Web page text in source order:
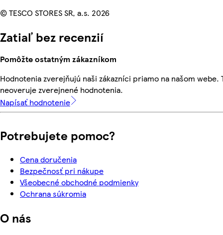
© TESCO STORES SR, a.s. 2026
Zatiaľ bez recenzií
Pomôžte ostatným zákazníkom
Hodnotenia zverejňujú naši zákazníci priamo na našom webe.
neoveruje zverejnené hodnotenia.
Napísať hodnotenie
Potrebujete pomoc?
Cena doručenia
Bezpečnosť pri nákupe
Všeobecné obchodné podmienky
Ochrana súkromia
O nás